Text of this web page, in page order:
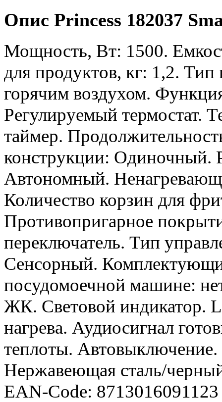
Опис Princess 182037
Мощность, Вт: 1500.
для продуктов, кг: 1,2.
горячим воздухом.
Регулируемый термостат.
таймер.
конструкции: Одиночный.
Автономный.
Количество корзин для
Противопригарное
переключатель. Тип
Сенсорный.
посудомоечной машине:
ЖК. Световой индикатор.
нагрева. Аудиосигнал
теплоты. Автовыключение.
Нержавеющая сталь/
EAN-Code: 8713016091123